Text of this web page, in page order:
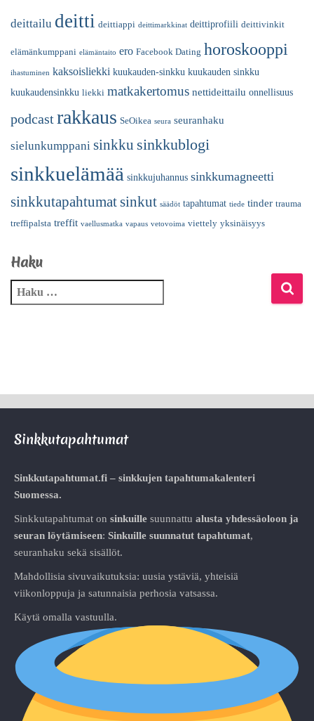
deittailu deitti deittiappi deittimarkkinat deittiprofiili deittivinkit
elämänkumppani elämäntaito ero Facebook Dating horoskooppi
ihastuminen kaksoisliekki kuukauden-sinkku kuukauden sinkku
kuukaudensinkku liekki matkakertomus nettideittailu onnellisuus
podcast rakkaus SeOikea seura seuranhaku
sielunkumppani sinkku sinkkublogi
sinkkuelämää sinkkujuhannus sinkkumagneetti
sinkkutapahtumatsinkut säädöt tapahtumat tiede tinder trauma
treffipalsta treffit vaellusmatka vapaus vetovoima viettely yksinäisyys
Haku
Sinkkutapahtumat
Sinkkutapahtumat.fi – sinkkujen tapahtumakalenteri
Suomessa.
Sinkkutapahtumat on sinkuille suunnattu alusta yhdessäoloon ja
seuran löytämiseen: Sinkuille suunnatut tapahtumat,
seuranhaku sekä sisällöt.
Mahdollisia sivuvaikutuksia: uusia ystäviä, yhteisiä
viikonloppuja ja satunnaisia perhosia vatsassa.
Käytä omalla vastuulla.